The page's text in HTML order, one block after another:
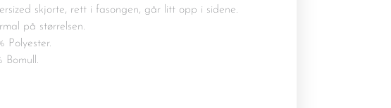
skjorte, rett i fasongen, går litt opp i sidene.
på størrelsen.
Polyester.
Bomull.